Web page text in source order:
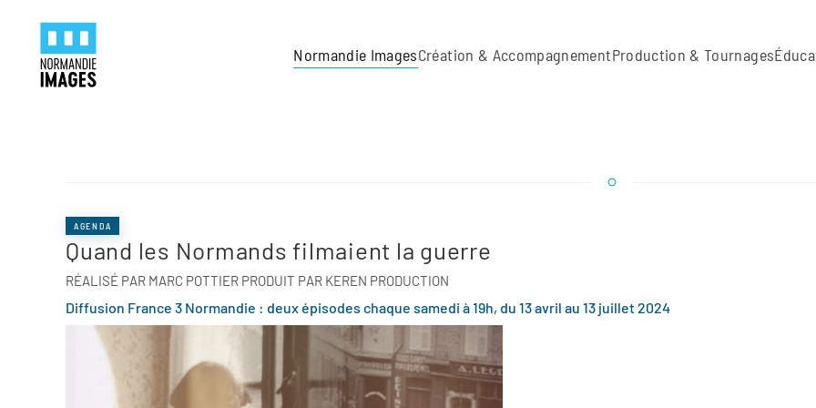
Skip to main content
Normandie ImagesCréation & AccompagnementProduction & Tournages
AGENDA
Quand les Normands filmaient la guerre
RÉALISÉ PAR MARC POTTIER PRODUIT PAR KEREN PRODUCTION
Diffusion France 3 Normandie : deux épisodes chaque samedi à 19h, du 13 avril au 13 juillet 2024